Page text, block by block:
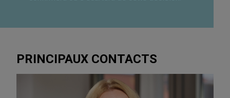
PRINCIPAUX CONTACTS